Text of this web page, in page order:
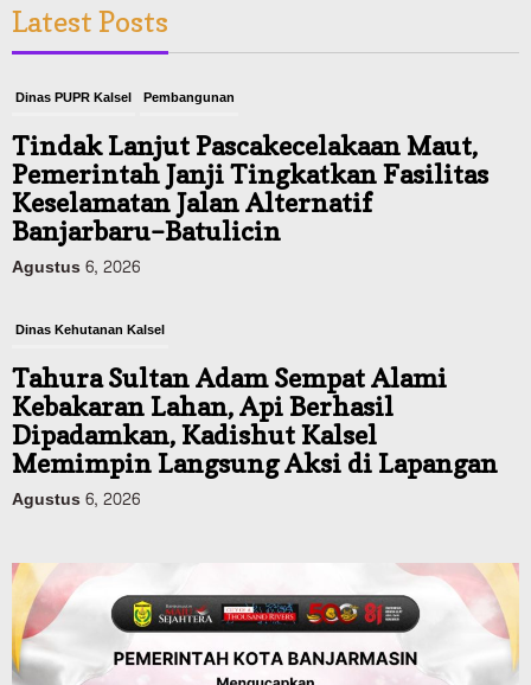
Latest Posts
Dinas PUPR Kalsel Pembangunan
Tindak Lanjut Pascakecelakaan Maut,
Pemerintah Janji Tingkatkan Fasilitas
Keselamatan Jalan Alternatif
Banjarbaru–Batulicin
Agustus 6, 2026
Dinas Kehutanan Kalsel
Tahura Sultan Adam Sempat Alami
Kebakaran Lahan, Api Berhasil
Dipadamkan, Kadishut Kalsel
Memimpin Langsung Aksi di Lapangan
Agustus 6, 2026
Advertorial
Silaturahmi ke DPRD Balangan, Kapolres
AKBP Arif Mansyur Perkuat Koordinasi
Keamanan Daerah